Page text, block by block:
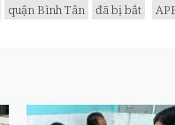
quận Bình Tân đã bị bắt